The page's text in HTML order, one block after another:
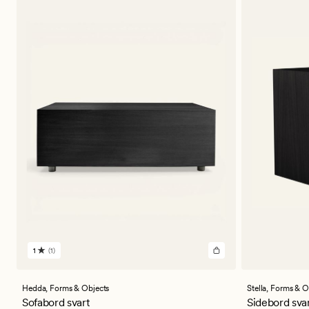
1
en
gjennomsnittlig
1 (1)
Hedda, Forms & Objects
Sofabord svart
Stella, Forms &
Sidebord